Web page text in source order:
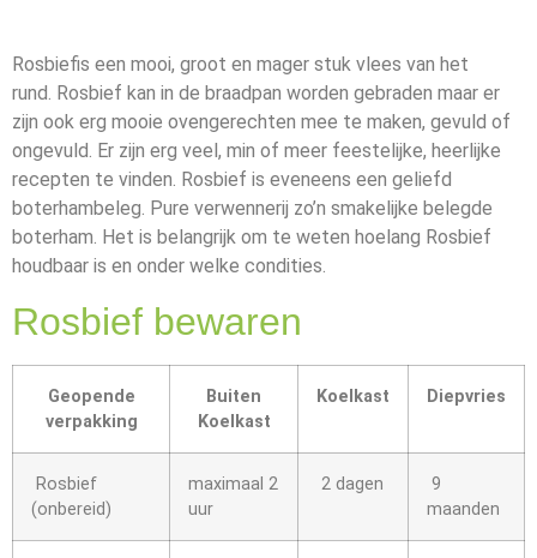
Rosbiefis een mooi, groot en mager stuk vlees van het
rund. Rosbief kan in de braadpan worden gebraden maar er
zijn ook erg mooie ovengerechten mee te maken, gevuld of
ongevuld. Er zijn erg veel, min of meer feestelijke, heerlijke
recepten te vinden. Rosbief is eveneens een geliefd
boterhambeleg. Pure verwennerij zo’n smakelijke belegde
boterham. Het is belangrijk om te weten hoelang Rosbief
houdbaar is en onder welke condities.
Rosbief bewaren
Geopende
verpakking
Buiten
Koelkast
Koelkast Diepvries
Rosbief
(onbereid)
maximaal 2
uur
2 dagen
9
maanden